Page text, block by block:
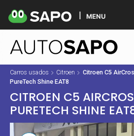
MENU
Carros usados Citroen Citroen C5
PureTech Shine EAT8
CITROEN C5
PURETECH SHINE